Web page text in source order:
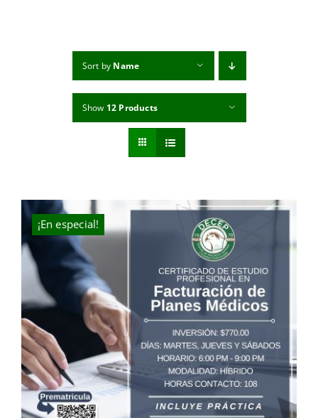
Sort by Name
Show 12 Products
¡En especial!